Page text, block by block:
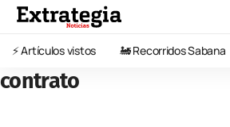
⚡️ Artículos vistos 🚂 Recorridos Sabana
contrato